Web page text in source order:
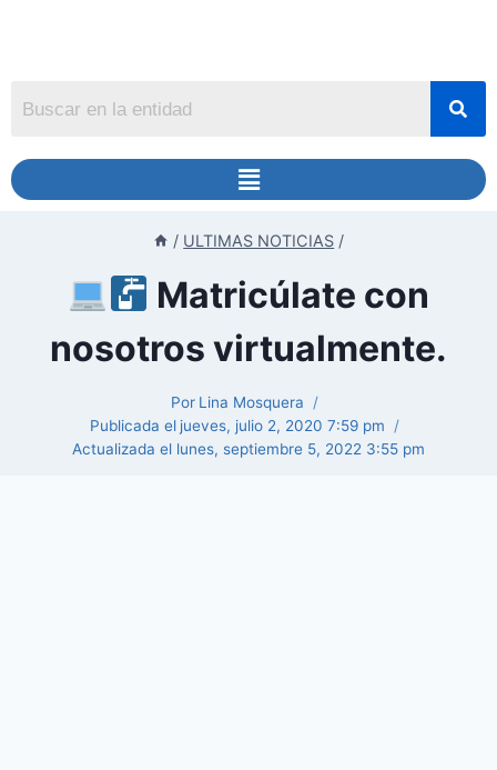
/ ULTIMAS NOTICIAS /
Matricúlate con
nosotros virtualmente.
Por Lina Mosquera
Publicada el jueves, julio 2, 2020 7:59 pm
Actualizada el lunes, septiembre 5, 2022 3:55 pm